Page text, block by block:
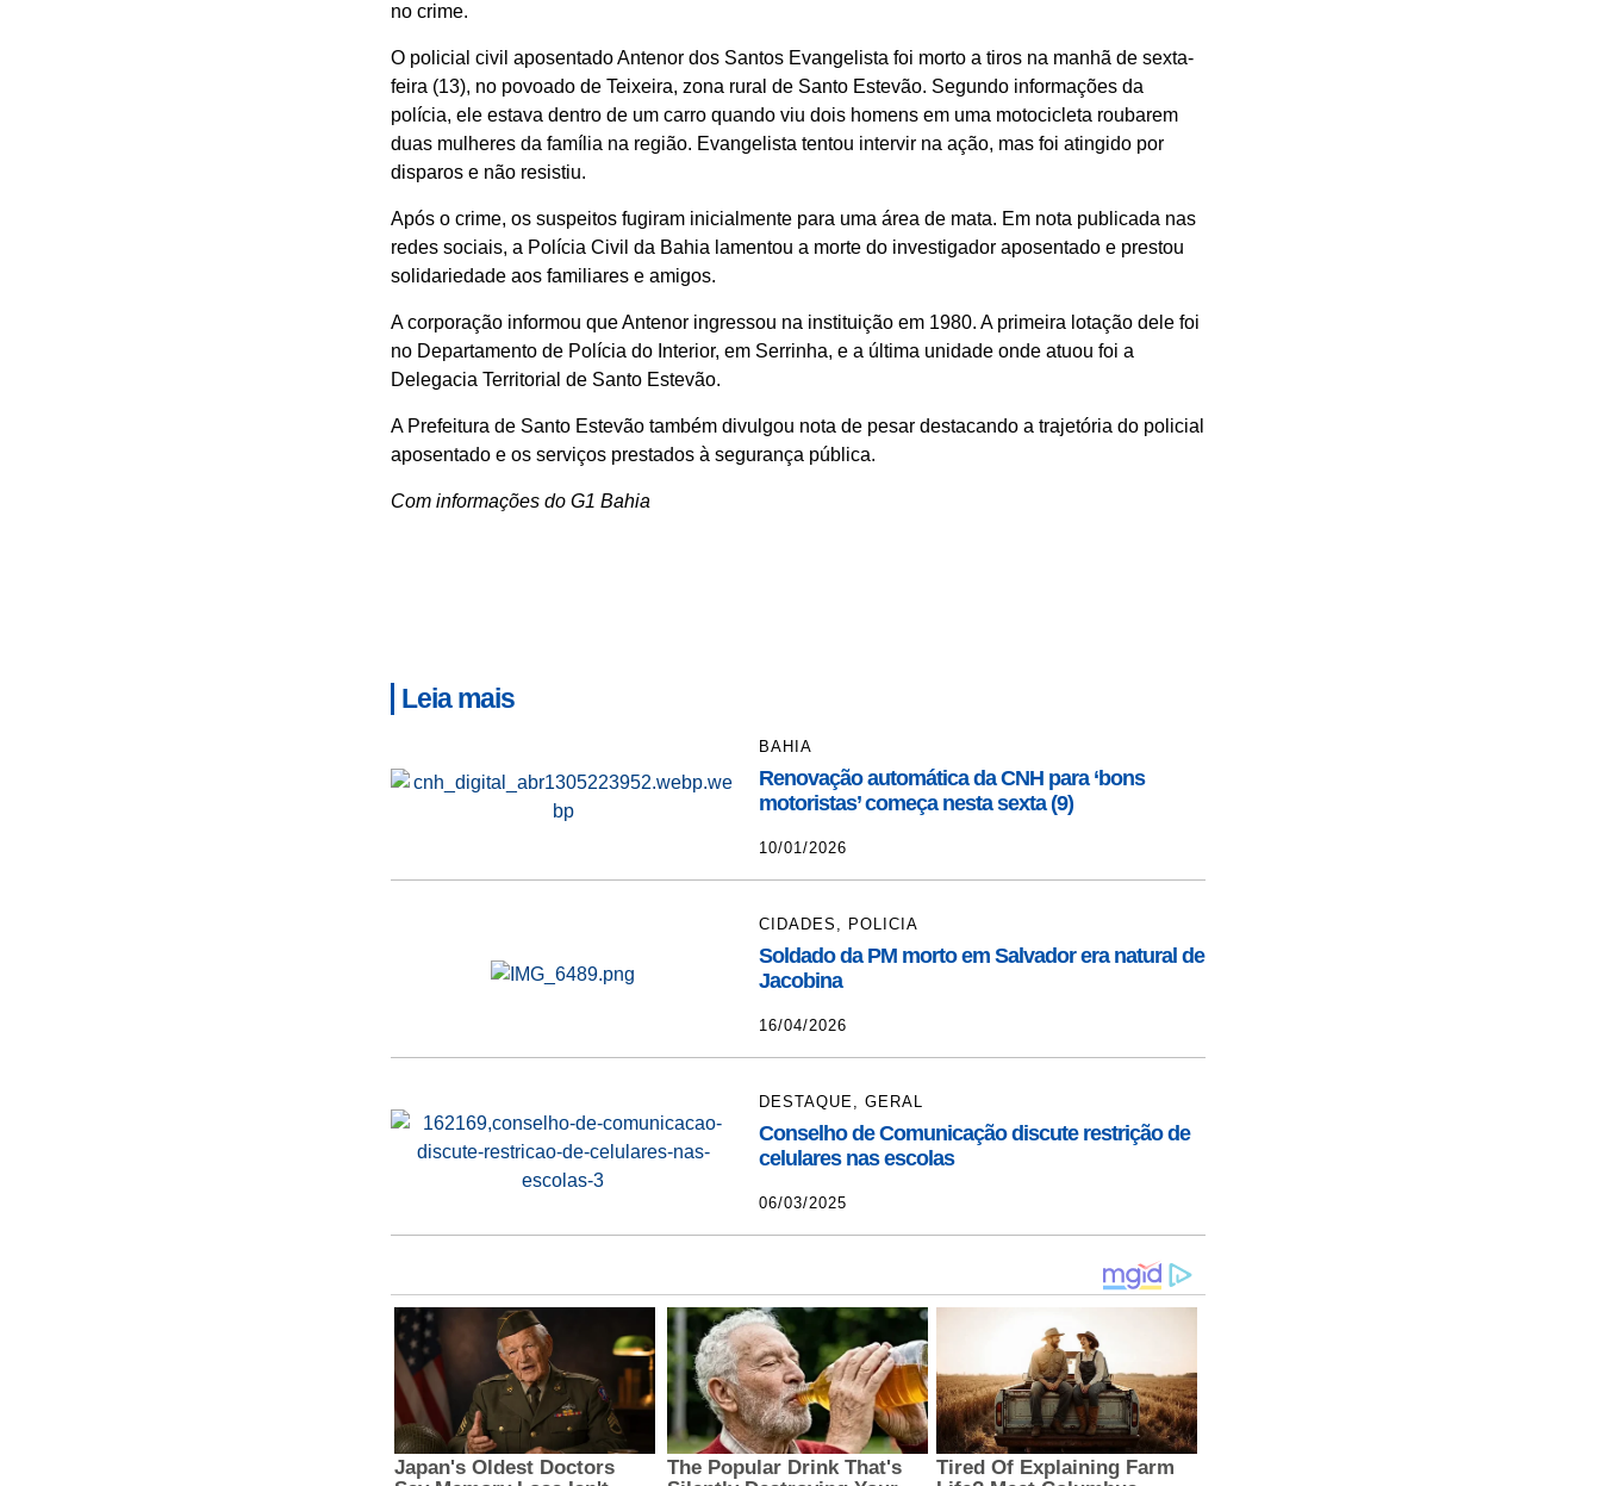
no crime.
O policial civil aposentado Antenor dos Santos Evangelista foi morto a tiros na manhã de sexta-
feira (13), no povoado de Teixeira, zona rural de Santo Estevão. Segundo informações da
polícia, ele estava dentro de um carro quando viu dois homens em uma motocicleta roubarem
duas mulheres da família na região. Evangelista tentou intervir na ação, mas foi atingido por
disparos e não resistiu.
Após o crime, os suspeitos fugiram inicialmente para uma área de mata. Em nota publicada nas
redes sociais, a Polícia Civil da Bahia lamentou a morte do investigador aposentado e prestou
solidariedade aos familiares e amigos.
A corporação informou que Antenor ingressou na instituição em 1980. A primeira lotação dele foi
no Departamento de Polícia do Interior, em Serrinha, e a última unidade onde atuou foi a
Delegacia Territorial de Santo Estevão.
A Prefeitura de Santo Estevão também divulgou nota de pesar destacando a trajetória do policial
aposentado e os serviços prestados à segurança pública.
Com informações do G1 Bahia
Leia mais
BAHIA
Renovação automática da CNH para ‘bons
motoristas’ começa nesta sexta (9)
10/01/2026
CIDADES , POLICIA
Soldado da PM morto em Salvador era natural de
Jacobina
16/04/2026
DESTAQUE,GERAL
Conselho de Comunicação discute restrição de
celulares nas escolas
06/03/2025